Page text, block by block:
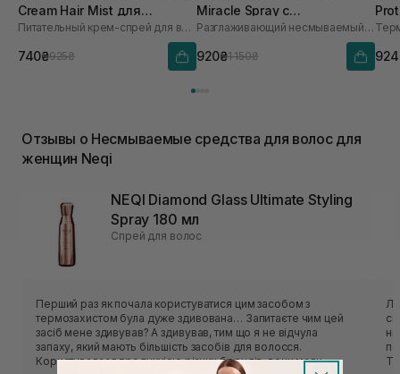
Cream Hair Mist для
зволоження та
розгладження волосся 70
Питательный крем-спрей для волос
740₴925₴
Miracle Spray с
термозащитой до 220°C
для всех типов волос 150
Разглаживающий несмываемый спрей
920₴1 150₴
Отзывы о Несмываемые средства для волос для
женщин Neqi
NEQI Diamond Glass Ultimate Styling
Spray 180 мл
Спрей для волос
Перший раз як почала користуватися цим засобом з
термозахистом була дуже здивована… Запитаєте чим цей
засіб мене здивував? А здивував, тим що я не відчула
запаху, який мають більшість засобів для волосся.
Користувалася продукцією різних брендів, вони мали